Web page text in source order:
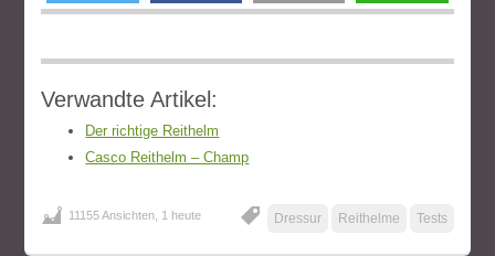
Verwandte Artikel:
Der richtige Reithelm
Casco Reithelm – Champ
Dressur Reithelme Tests
11155 Ansichten, 1 heute